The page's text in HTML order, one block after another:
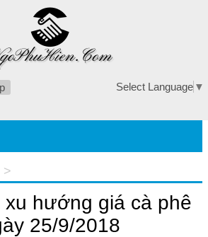
Select Language ▼
>
xu hướng giá cà phê
25/9/2018